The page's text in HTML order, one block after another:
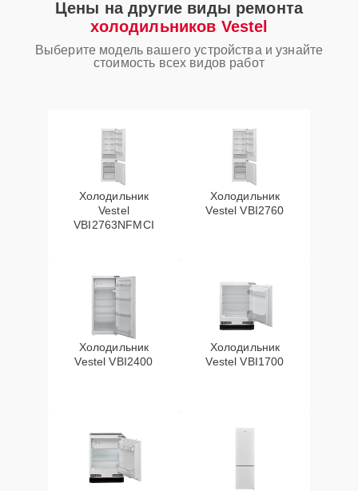
Цены на другие виды ремонта
холодильников Vestel
Выберите модель вашего устройства и узнайте
стоимость всех видов работ
Холодильник
Vestel
VBI2763NFMCI
Холодильник
Vestel VBI2760
Холодильник
Vestel VBI2400
Холодильник
Vestel VBI1700